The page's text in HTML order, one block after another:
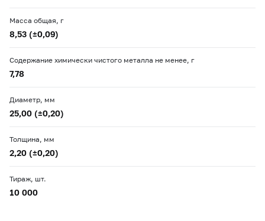
Масса общая, г
8,53 (±0,09)
Содержание химически чистого металла не менее, г
7,78
Диаметр, мм
25,00 (±0,20)
Толщина, мм
2,20 (±0,20)
Тираж, шт.
10 000